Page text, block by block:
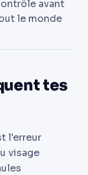
avant
le monde
tes
l'erreur
visage